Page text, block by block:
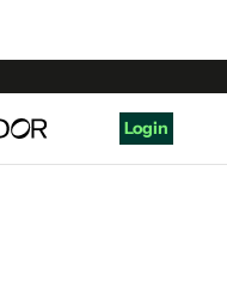
Login